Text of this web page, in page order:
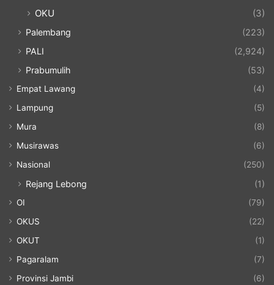
OKU (3)
Palembang
(223)
PALI
(2,924)
Prabumulih
(53)
Empat Lawang
(4)
Lampung
(5)
Mura
(8)
Musirawas
(6)
Nasional
(250)
Rejang Lebong (1)
OI
(79)
OKUS
(22)
OKUT
(1)
Pagaralam
(7)
Provinsi Jambi
(6)